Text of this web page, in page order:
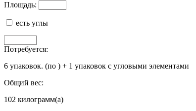
Площадь:
есть углы
Потребуется:
6 упаковок. (по ) + 1 упаковок с угловыми элементами
Общий вес:
102 килограмм(а)